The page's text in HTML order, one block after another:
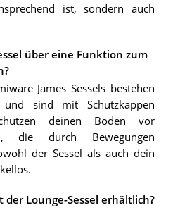
ist, sondern auch
über eine Funktion zum
James Sessels bestehen
sind mit Schutzkappen
deinen Boden vor
die durch Bewegungen
der Sessel als auch dein
der Lounge-Sessel erhältlich?